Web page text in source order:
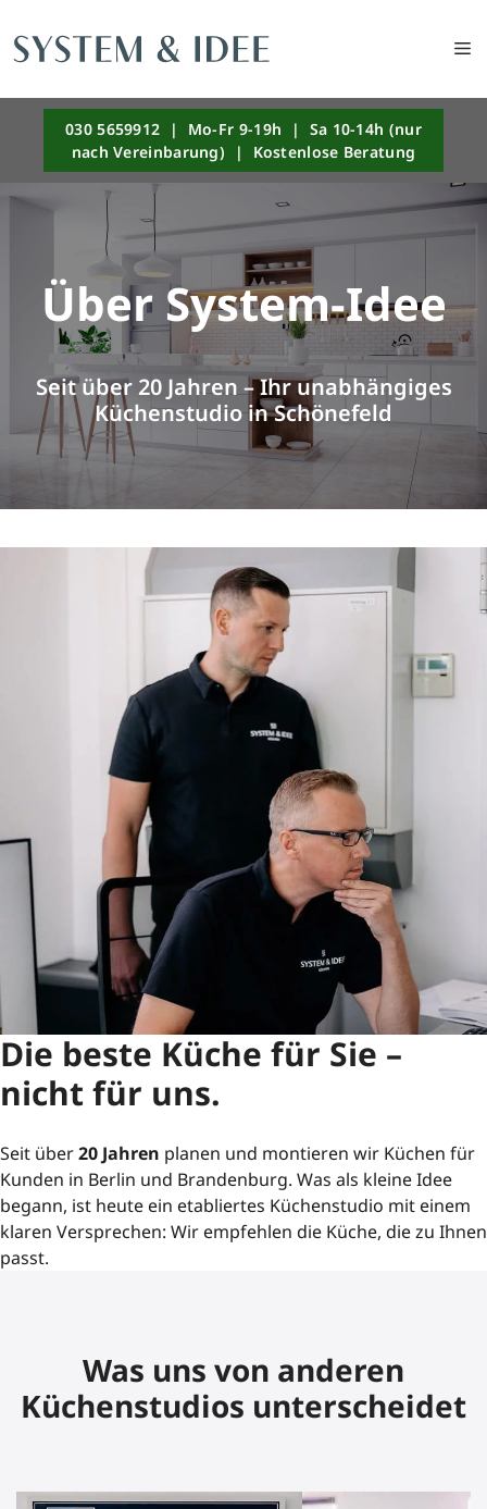
springen
030 5659912 | Mo-Fr 9-19h | Sa 10-14h (nur
nach Vereinbarung) | Kostenlose Beratung
Über System-Idee
Seit über 20 Jahren – Ihr unabhängiges
Küchenstudio in Schönefeld
Die beste Küche für Sie –
nicht für uns.
Seit über20 Jahren planen und montieren wir Küchen für
Kunden in Berlin und Brandenburg. Was als kleine Idee
begann, ist heute ein etabliertes Küchenstudio mit einem
klaren Versprechen: Wir empfehlen die Küche, die zu Ihnen
passt.
Was uns von anderen
Küchenstudios unterscheidet